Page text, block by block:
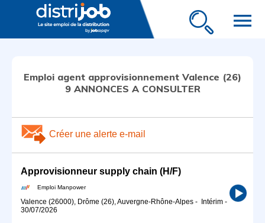
menu
Emploi agent approvisionnement Valence (26)
9 ANNONCES A CONSULTER
Créer une alerte e-mail
Approvisionneur supply chain (H/F)
Emploi Manpower
Valence (26000), Drôme (26), Auvergne-Rhône-Alpes - Intérim -
30/07/2026